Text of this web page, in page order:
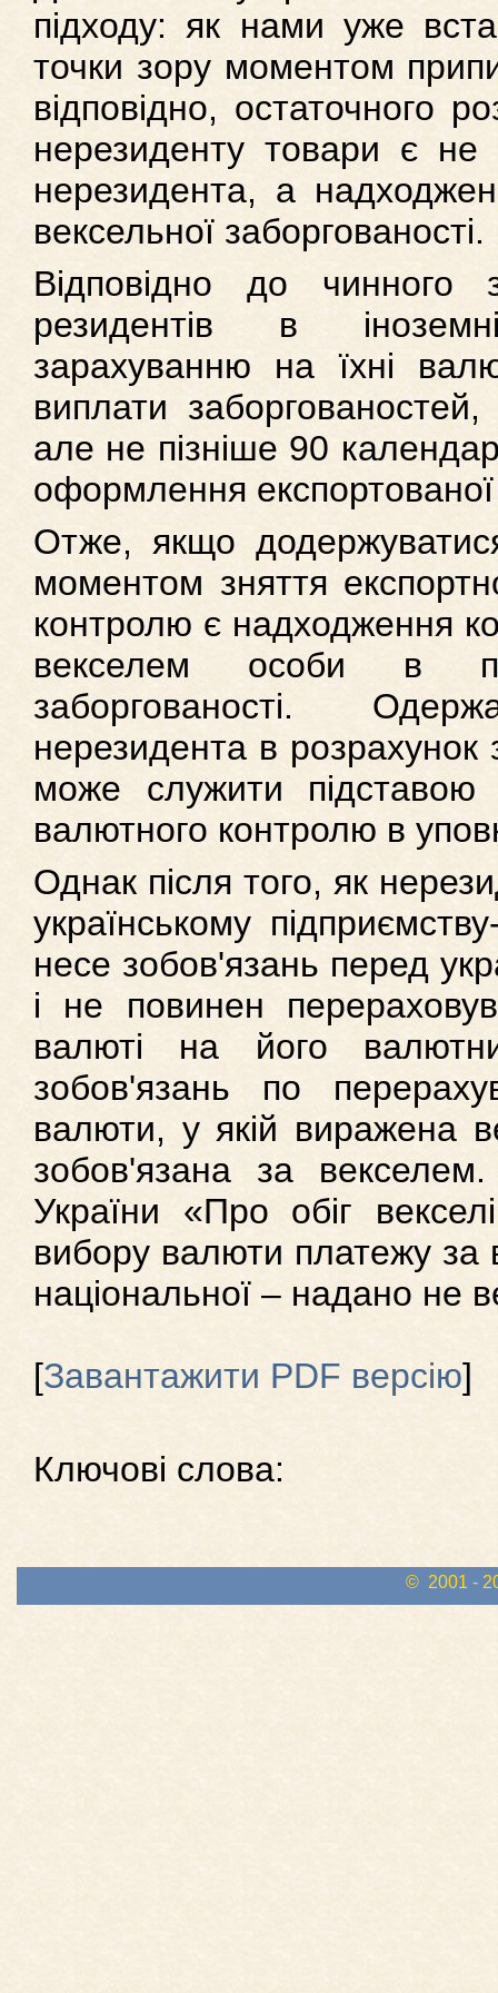
підходу: як нами уже
точки зору моментом
відповідно, остаточного
нерезиденту товари є не
нерезидента, а
вексельної заборгованості.
Відповідно до чинного
резидентів в
зарахуванню на їхні
виплати
але не пізніше 90
оформлення експортованої
Отже, якщо
моментом зняття
контролю є надходження
векселем особи в
заборгованості.
нерезидента в розрахунок
може служити підставою
валютного контролю в
Однак після того, як
українському
несе зобов'язань перед
і не повинен
валюті на його
зобов'язань по
валюти, у якій виражена
зобов'язана за
України «Про обіг
вибору валюти платежу за
національної – надано не
[Завантажити PDF версію]
Ключові слова:
© 2001 -